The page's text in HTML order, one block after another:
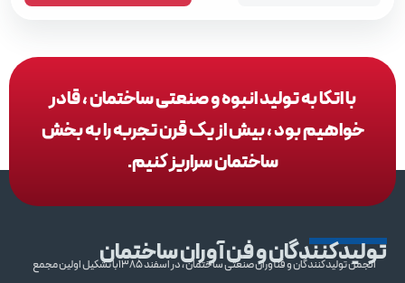
با اتکا به تولید انبوه و صنعتی ساختمان ، قادر
خواهیم بود ، بیش از یک قرن تجربه را به بخش
ساختمان سراریز کنیم.
تولیدکنندگان و فن آوران ساختمانانجمن تولیدکنندگان و فنآوران صنعتی ساختمان ، در اسفند 1385با تشکیل اولین مجمع